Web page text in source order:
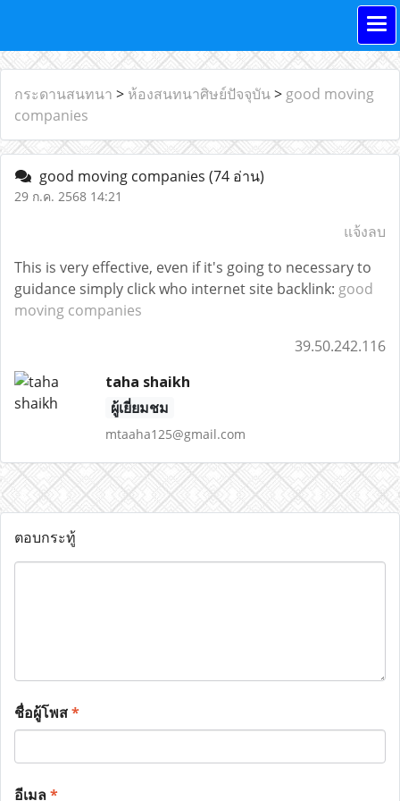
กระดานสนทนา > ห้องสนทนาศิษย์ปัจจุบัน> good moving
companies
good moving companies (74 อ่าน)
29 ก.ค. 2568 14:21
แจ้งลบ
This is very effective, even if it's going to necessary to
guidance simply click who internet site backlink: good
moving companies
39.50.242.116
taha shaikh
ผู้เยี่ยมชม
mtaaha125@gmail.com
ตอบกระทู้
ชื่อผู้โพส*
อีเมล*